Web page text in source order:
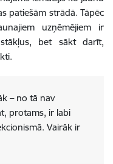
patiešām strādā. Tāpēc
uzņēmējiem ir
bet sākt darīt,
– no tā nav
protams, ir labi
Vairāk ir